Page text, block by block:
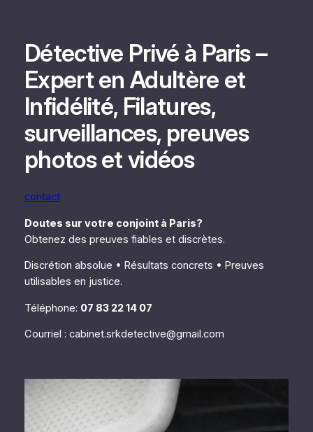
contenuDétective Privé à Paris –
Expert en Adultère et
Infidélité, Filatures,
surveillances, preuves
photos et vidéos
contact
Doutes sur votre conjoint à Paris?
Obtenez des preuves fiables et discrètes.
Discrétion absolue • Résultats concrets • Preuves
utilisables en justice.
Téléphone: 07 83 22 14 07
Courriel : cabinet.srkdetective@gmail.com